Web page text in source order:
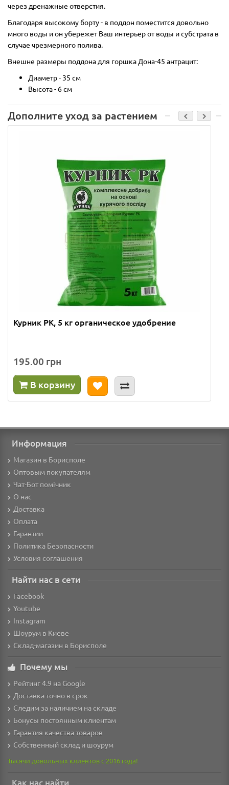
через дренажные отверстия.
Благодаря высокому борту - в поддон поместится довольно
много воды и он убережет Ваш интерьер от воды и субстрата в
случае чрезмерного полива.
Внешне размеры поддона для горшка Дона-45 антрацит:
Диаметр - 35 см
Высота - 6 см
Дополните уход за растением
Курник РК, 5 кг органическое удобрение
195.00 грн
В корзину
Информация
Магазин в Борисполе
Оптовым покупателям
Чат-Бот помічник
О нас
Доставка
Оплата
Гарантии
Политика Безопасности
Условия соглашения
Найти нас в сети
Facebook
Youtube
Instagram
Шоурум в Киеве
Склад-магазин в Борисполе
Почему мы
Рейтинг 4.9 на Google
Доставка точно в срок
Следим за наличием на складе
Бонусы постоянным клиентам
Гарантия качества товаров
Собственный склад и шоурум
Тысячи довольных клиентов с 2016 года!